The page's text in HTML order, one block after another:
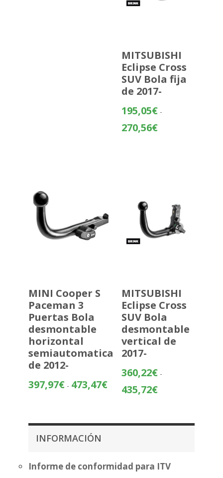
MITSUBISHI
Eclipse Cross
SUV Bola fija
de 2017-
195,05€ -
270,56€Rango
MINI Cooper S
Paceman 3
Puertas Bola
desmontable
horizontal
semiautomatica
de 2012-
397,97€ - 473,47€Rango
397,97€
MITSUBISHI
Eclipse Cross
SUV Bola
desmontable
vertical de
2017-
360,22€ -
435,72€Rango
INFORMACIÓN
Informe de conformidad para ITV